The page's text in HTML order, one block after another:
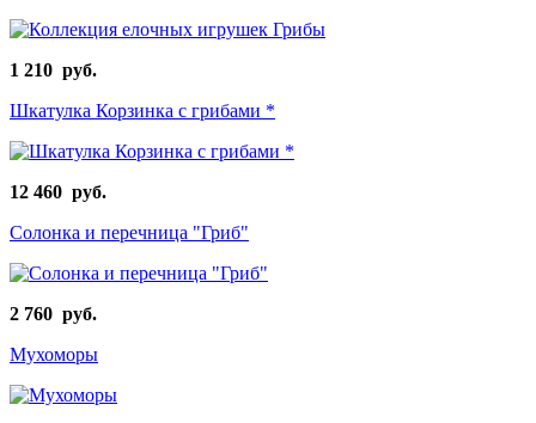
1 210 руб.
Шкатулка Корзинка с грибами *
12 460 руб.
Солонка и перечница "Гриб"
2 760 руб.
Мухоморы